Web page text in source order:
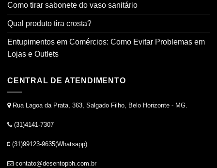
Como tirar sabonete do vaso sanitário
Qual produto tira crosta?
Entupimentos em Comércios: Como Evitar Problemas em
Lojas e Outlets
CENTRAL DE ATENDIMENTO
Rua Lagoa da Prata, 363, Salgado Filho, Belo Horizonte - MG.
(31)4141-7307
(31)99123-9635(Whatsapp)
contato@desentopbh.com.br